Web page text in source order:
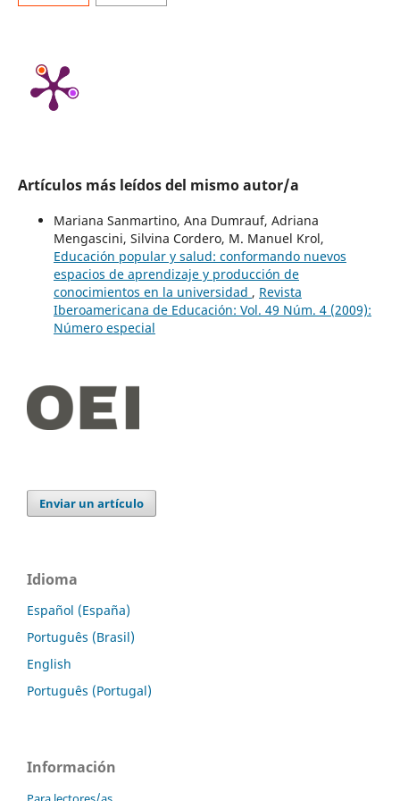
Artículos más leídos del mismo autor/a
Mariana Sanmartino, Ana Dumrauf, Adriana
Mengascini, Silvina Cordero, M. Manuel Krol,
Educación popular y salud: conformando nuevos
espacios de aprendizaje y producción de
conocimientos en la universidad , Revista
Iberoamericana de Educación: Vol. 49 Núm. 4 (2009):
Número especial
Enviar un artículo
Idioma
Español (España)
Português (Brasil)
English
Português (Portugal)
Información